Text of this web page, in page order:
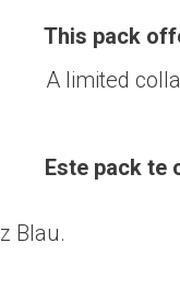
pack offers
A limited
pack te
+